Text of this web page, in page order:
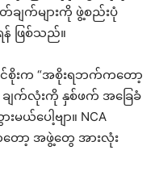
ျက်များကို ဖွဲ့စည်းပုံ
န် ဖြစ်သည်။
ာင်စိုးက “အစိုးရဘက်ကတော့
ျက်လုံးကို နှစ်ဖက် အခြေခံ
ယ်ပေါ့ဗျာ။ NCA
ော့ အဖွဲ့တွေ အားလုံး